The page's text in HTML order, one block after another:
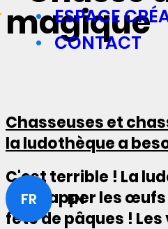
ESPACE
CONTACT
FR EN
magique
Chasseuses et
la ludothèque a
C'est terrible ! La
s'échapper les œufs
fête de pâques !